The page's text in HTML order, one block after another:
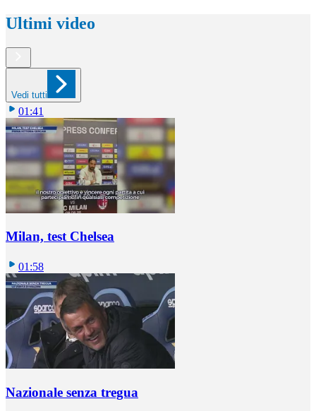
Ultimi video
Vedi tutti
01:41
Milan, test Chelsea
01:58
Nazionale senza tregua